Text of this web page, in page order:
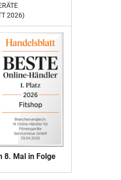
2026)
8. Mal in Folge